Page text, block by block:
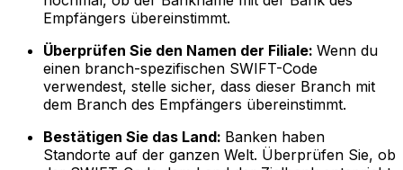
Empfängers übereinstimmt.
Überprüfen Sie den Namen der Filiale: Wenn du
einen branch-spezifischen SWIFT-Code
verwendest, stelle sicher, dass dieser Branch mit
dem Branch des Empfängers übereinstimmt.
Bestätigen Sie das Land: Banken haben
Standorte auf der ganzen Welt. Überprüfen Sie, ob